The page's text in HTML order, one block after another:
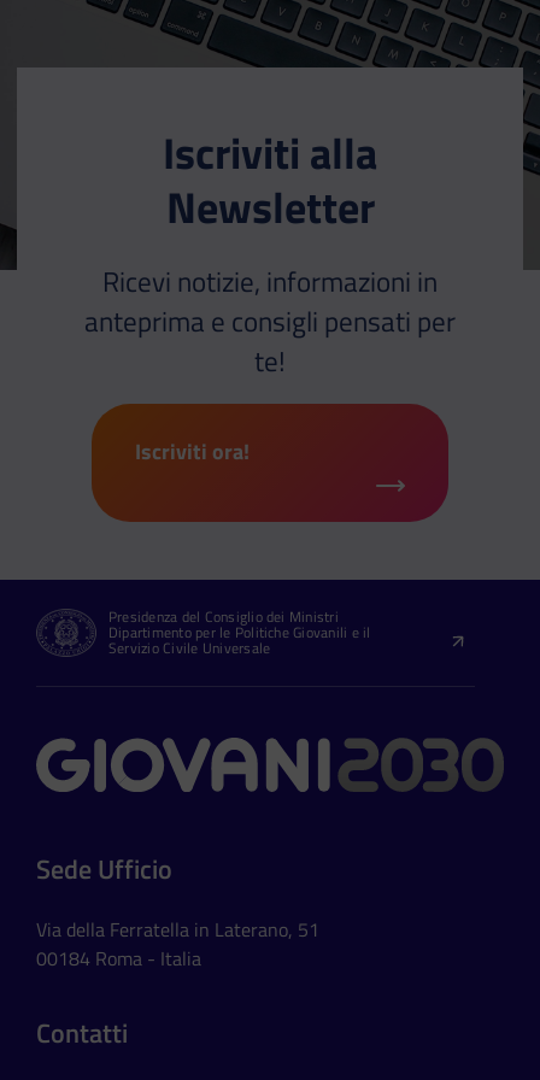
Iscriviti alla
Newsletter
Ricevi notizie, informazioni in
anteprima e consigli pensati per
te!
Iscriviti ora!
Presidenza del Consiglio dei Ministri
Dipartimento per le Politiche Giovanili e il
Servizio Civile Universale
Contatti
Sede Ufficio
Via della Ferratella in Laterano, 51
00184 Roma - Italia
Contatti